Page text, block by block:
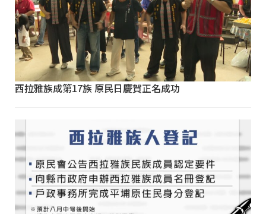
西拉雅族成第17族 原民日慶賀正名成功